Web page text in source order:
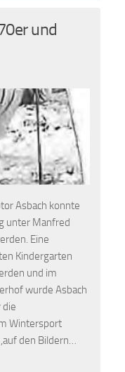
und
Asbach konnte
unter Manfred
Eine
Kindergarten
und im
wurde Asbach
Wintersport
den Bildern…